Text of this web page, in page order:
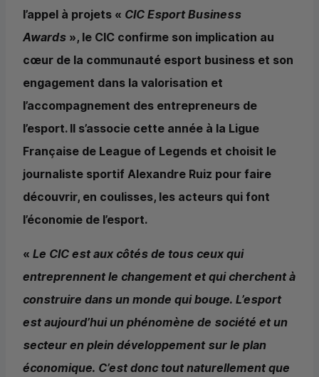
l’appel à projets « CIC Esport Business
Awards », le CIC confirme son implication au
cœur de la communauté esport business et son
engagement dans la valorisation et
l’accompagnement des entrepreneurs de
l’esport. Il s’associe cette année à la Ligue
Française de League of Legends et choisit le
journaliste sportif Alexandre Ruiz pour faire
découvrir, en coulisses, les acteurs qui font
l’économie de l’esport.
« Le CIC est aux côtés de tous ceux qui
entreprennent le changement et qui cherchent à
construire dans un monde qui bouge. L’esport
est aujourd’hui un phénomène de société et un
secteur en plein développement sur le plan
économique. C’est donc tout naturellement que